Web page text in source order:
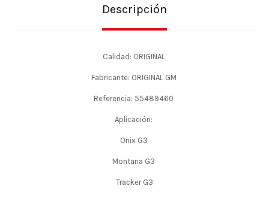
Descripción
Calidad: ORIGINAL
Fabricante: ORIGINAL GM
Referencia: 55489460
Aplicación:
Onix G3
Montana G3
Tracker G3